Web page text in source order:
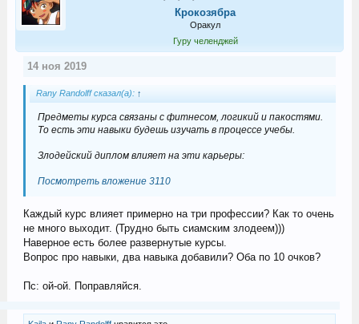
Крокозябра
Оракул
Гуру челенджей
14 ноя 2019
Rany Randolff сказал(а): ↑
Предметы курса связаны с фитнесом, логикий и пакостями.
То есть эти навыки будешь изучать в процессе учебы.
Злодейский диплом влияет на эти карьеры:
Посмотреть вложение 3110
Каждый курс влияет примерно на три профессии? Как то очень
не много выходит. (Трудно быть сиамским злодеем)))
Наверное есть более развернутые курсы.
Вопрос про навыки, два навыка добавили? Оба по 10 очков?
Пс: ой-ой. Поправляйся.